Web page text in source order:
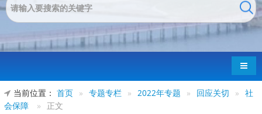
导航
当前位置： 首页 » 专题专栏 » 2022年专题 » 回应关切 » 社
会保障
» 正文